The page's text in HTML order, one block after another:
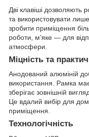
Дві клавіші дозволяють
та використовувати
зробити приміщення
роботи, м’яке — для
атмосфери.
Міцність та
Анодований алюміній
використання. Рамка
зберігає зовнішній
Це вдалий вибір для
приміщення.
Технологічність